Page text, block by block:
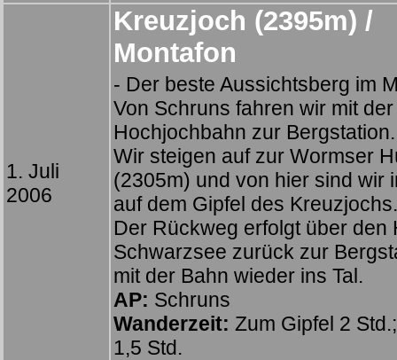
1. Juli
2006
Kreuzjoch (2395m) /
Montafon
- Der beste Aussichtsberg im
Von Schruns fahren wir mit der
Hochjochbahn zur Bergstation.
Wir steigen auf zur Wormser
(2305m) und von hier sind wir
auf dem Gipfel des Kreuzjochs.
Der Rückweg erfolgt über den
Schwarzsee zurück zur
mit der Bahn wieder ins Tal.
AP: Schruns
Wanderzeit: Zum Gipfel 2
1,5 Std.